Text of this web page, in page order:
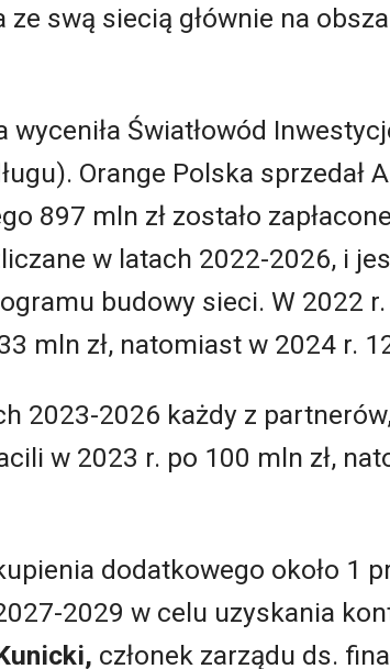
ze swą siecią głównie na
Światłowód
Orange Polska sprzedał
897 mln zł zostało
w latach 2022-2026, i
budowy sieci. W 2022 r.
mln zł, natomiast w 2024 r.
2023-2026 każdy z
w 2023 r. po 100 mln zł,
dodatkowego około 1
2029 w celu uzyskania
członek zarządu ds.